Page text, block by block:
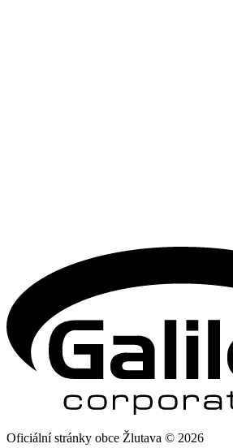
Oficiální stránky obce Žlutava © 2026